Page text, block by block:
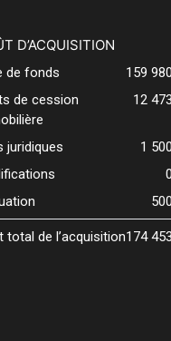
D’ACQUISITION
de fonds
159
de cession
12
juridiques
1
total de l’acquisition174